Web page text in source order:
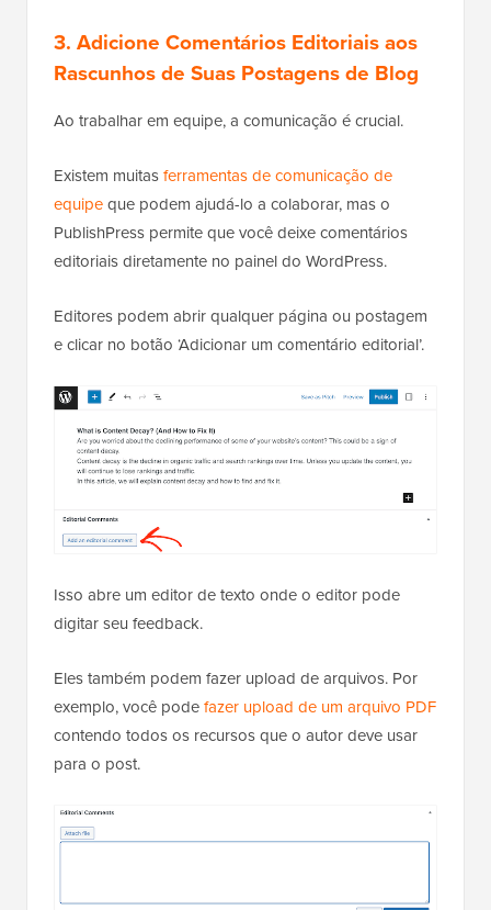
3. Adicione Comentários Editoriais aos
Rascunhos de Suas Postagens de Blog
Ao trabalhar em equipe, a comunicação é crucial.
Existem muitasferramentas de comunicação de
equipeque podem ajudá-lo a colaborar, mas o
PublishPress permite que você deixe comentários
editoriais diretamente no painel do WordPress.
Editores podem abrir qualquer página ou postagem
e clicar no botão ‘Adicionar um comentário editorial’.
Isso abre um editor de texto onde o editor pode
digitar seu feedback.
Eles também podem fazer upload de arquivos. Por
exemplo, você podefazer upload de um arquivo PDF
contendo todos os recursos que o autor deve usar
para o post.